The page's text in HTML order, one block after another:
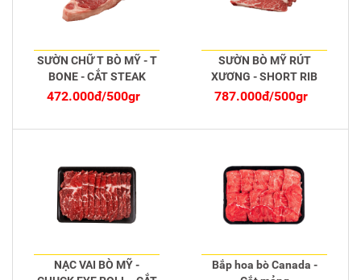
SƯỜN CHỮ T BÒ MỸ - T
BONE - CẮT STEAK
472.000đ/500gr
SƯỜN BÒ MỸ RÚT
XƯƠNG - SHORT RIB
BONELESS - CẮT
787.000đ/500gr
NẠC VAI BÒ MỸ -
Bắp hoa bò Canada -